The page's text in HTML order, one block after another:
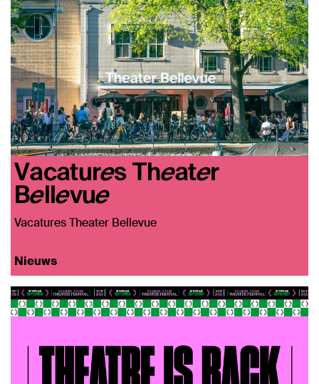
Vacatures Theater
Bellevue
Vacatures Theater Bellevue
Nieuws